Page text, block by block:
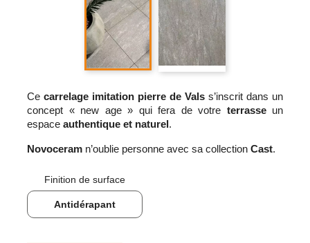
Ce carrelage imitation pierre de Vals s’inscrit dans un
concept « new age » qui fera de votre terrasseun
espace authentique et naturel.
Novoceram n’oublie personne avec sa collection Cast.
Finition de surface
Antidérapant